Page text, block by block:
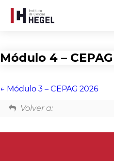
Módulo 4 –
Módulo 3 – CEPAG 2026
Volver a: